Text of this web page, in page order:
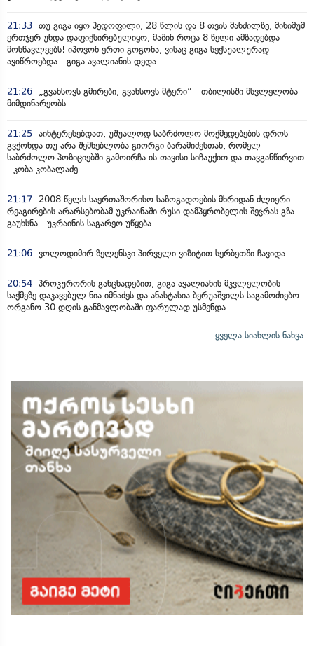
21:33 თუ გიგა იყო პედოფილი, 28 წლის და 8 თვის მანძილზე, მინიმუმ
ერთჯერ უნდა დაფიქსირებულიყო, მაშინ როცა 8 წელი ამზადებდა
მოსწავლეებს! იპოვონ ერთი გოგონა, ვისაც გიგა სექსუალურად
ავიწროებდა - გიგა ავალიანის დედა
21:26
„გვახსოვს გმირები, გვახსოვს მტერი” - თბილისში მსვლელობა
მიმდინარეობს
21:25 აინტერესებდათ, უშუალოდ საბრძოლო მოქმედებების დროს
გვქონდა თუ არა შემხებლობა გიორგი ბარამიძესთან, რომელ
საბრძოლო პოზიციებში გამოირჩა ის თავისი სიჩაუქით და თავგანწირვით
- კობა კობალაძე
21:17
2008 წელს საერთაშორისო საზოგადოების მხრიდან ძლიერი
რეაგირების არარსებობამ უკრაინაში რუსი დამპყრობელის შეჭრას გზა
გაუხსნა - უკრაინის საგარეო უწყება
21:06 ვოლოდიმირ ზელენსკი პირველი ვიზიტით სერბეთში ჩავიდა
20:54 პროკურორის განცხადებით, გიგა ავალიანის მკვლელობის
საქმეზე დაკავებულ ნია იმნაძეს და ანასტასია ბერუაშვილს საგამოძიებო
ორგანო 30 დღის განმავლობაში ფარულად უსმენდა
ყველა სიახლის ნახვა